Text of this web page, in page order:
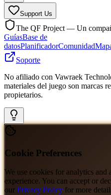
Support Us
The QF Project — Un
GuíasBase de
datosPlanificadorComunidad
Soporte
No afiliado con Vawraek
materiales del juego son marcas
propietarios.
Cookie Preferences
We use cookies for analytics
experience. You can accept or
our Privacy Policy for more